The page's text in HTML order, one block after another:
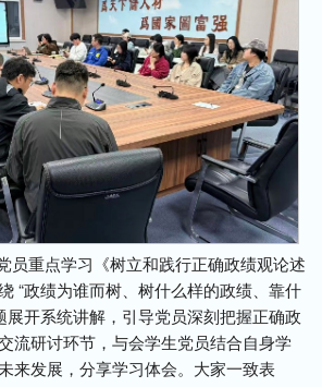
员重点学习《树立和践行正确政绩观论述
“政绩为谁而树、树什么样的政绩、靠什
展开系统讲解，引导党员深刻把握正确政
流研讨环节，与会学生党员结合自身学
来发展，分享学习体会。大家一致表